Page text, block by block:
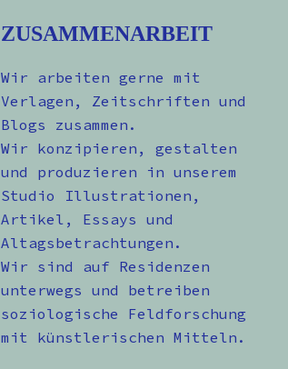
ZUSAMMENARBEIT
Wir arbeiten gerne mit
Verlagen, Zeitschriften und
Blogs zusammen.
Wir konzipieren, gestalten
und produzieren in unserem
Studio Illustrationen,
Artikel, Essays und
Altagsbetrachtungen.
Wir sind auf Residenzen
unterwegs und betreiben
soziologische Feldforschung
mit künstlerischen Mitteln.